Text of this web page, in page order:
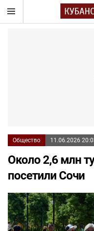
Общество 11.06.2026
Около 2,6 млн
посетили Сочи